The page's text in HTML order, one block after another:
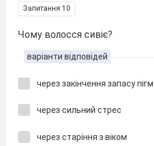
Запитання 10
Чому волосся сивіє?
варіанти відповідей
через закінчення запасу
через сильний стрес
через старіння з віком